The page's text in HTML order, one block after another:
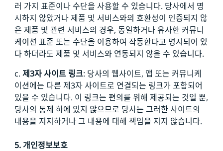
러 가지 표준이나 수단을 사용할 수 있습니다. 당사에서 명
시하지 않았거나 제품 및 서비스와의 호환성이 인증되지 않
은 제품 및 관련 서비스의 경우, 동일하거나 유사한 커뮤니
케이션 표준 또는 수단을 이용하여 작동한다고 명시되어 있
다 하더라도 제품 및 서비스와 연동되지 않을 수 있습니다.
c. 제3자 사이트 링크: 당사의 웹사이트, 앱 또는 커뮤니케
이션에는 다른 제3자 사이트로 연결되는 링크가 포함되어
있을 수 있습니다. 이 링크는 편의를 위해 제공되는 것일 뿐,
당사의 통제 하에 있지 않으므로 당사는 그러한 사이트의
내용을 지지하거나 그 내용에 대해 책임을 지지 않습니다.
5. 개인정보보호